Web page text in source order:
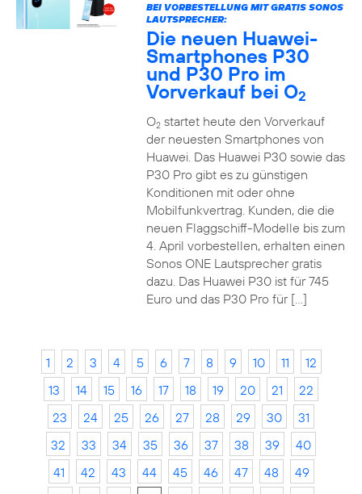
BEI VORBESTELLUNG MIT GRATIS SONOS
LAUTSPRECHER:
Die neuen Huawei-
Smartphones P30
und P30 Pro im
Vorverkauf bei O2
O2startet heute den Vorverkauf
der neuesten Smartphones von
Huawei. Das Huawei P30 sowie das
P30 Pro gibt es zu günstigen
Konditionen mit oder ohne
Mobilfunkvertrag. Kunden, die die
neuen Flaggschiff-Modelle bis zum
4. April vorbestellen, erhalten einen
Sonos ONE Lautsprecher gratis
dazu. Das Huawei P30 ist für 745
Euro und das P30 Pro für […]
1 2 3 4 5 6 7 8 9 10 11
12
13
14 15 16 17 18 19 20 21
22
23
24 25 26 27 28 29 30
31
32
33 34 35 36 37 38 39
40
41
42 43 44 45 46 47 48
49